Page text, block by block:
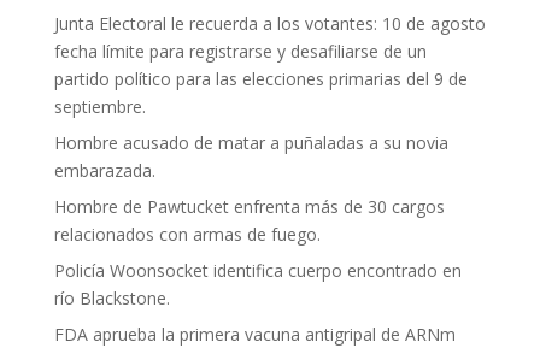
Junta Electoral le recuerda a los votantes: 10 de agosto
fecha límite para registrarse y desafiliarse de un
partido político para las elecciones primarias del 9 de
septiembre.
Hombre acusado de matar a puñaladas a su novia
embarazada.
Hombre de Pawtucket enfrenta más de 30 cargos
relacionados con armas de fuego.
Policía Woonsocket identifica cuerpo encontrado en
río Blackstone.
FDA aprueba la primera vacuna antigripal de ARNm